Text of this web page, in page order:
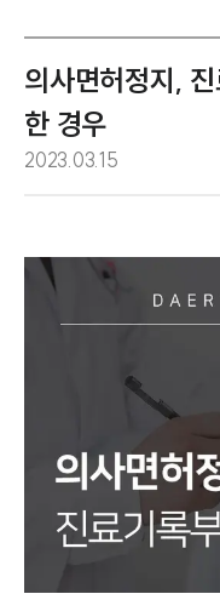
의사면허정지,
한 경우
2023.03.15